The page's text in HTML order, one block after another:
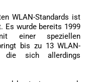
WLAN-Standards ist
Es wurde bereits 1999
einer speziellen
bis zu 13 WLAN-
die sich allerdings